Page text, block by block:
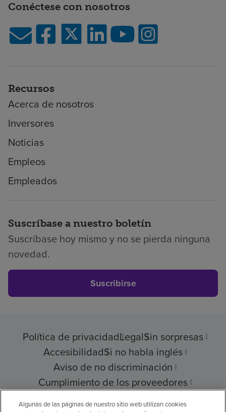
Conéctese con nosotros
Recursos
Acerca de nosotros
Inversores
Noticias
Empleos
Empleados
Suscríbase a nuestro boletín
Suscríbase hoy mismo y no se pierda ninguna
novedad.
Suscribirse
Política de privacidadLegalSin sorpresas
AccesibilidadSi no habla inglés
Aviso de no discriminación
Cumplimiento de los proveedores
Transparencia de precios
Algunas de las páginas de nuestro sitio web utilizan cookies